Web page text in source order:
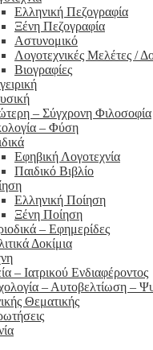
Ελληνική Πεζογραφία
Ξένη Πεζογραφία
Αστυνομικό
Λογοτεχνικές Μελέτες /
Βιογραφίες
– Σύγχρονη Φιλοσοφία
– Φύση
Εφηβική Λογοτεχνία
Παιδικό Βιβλίο
Ελληνική Ποίηση
Ξένη Ποίηση
– Εφημερίδες
Δοκίμια
– Ιατρικού Ενδιαφέροντος
– Αυτοβελτίωση –
Θεματικής